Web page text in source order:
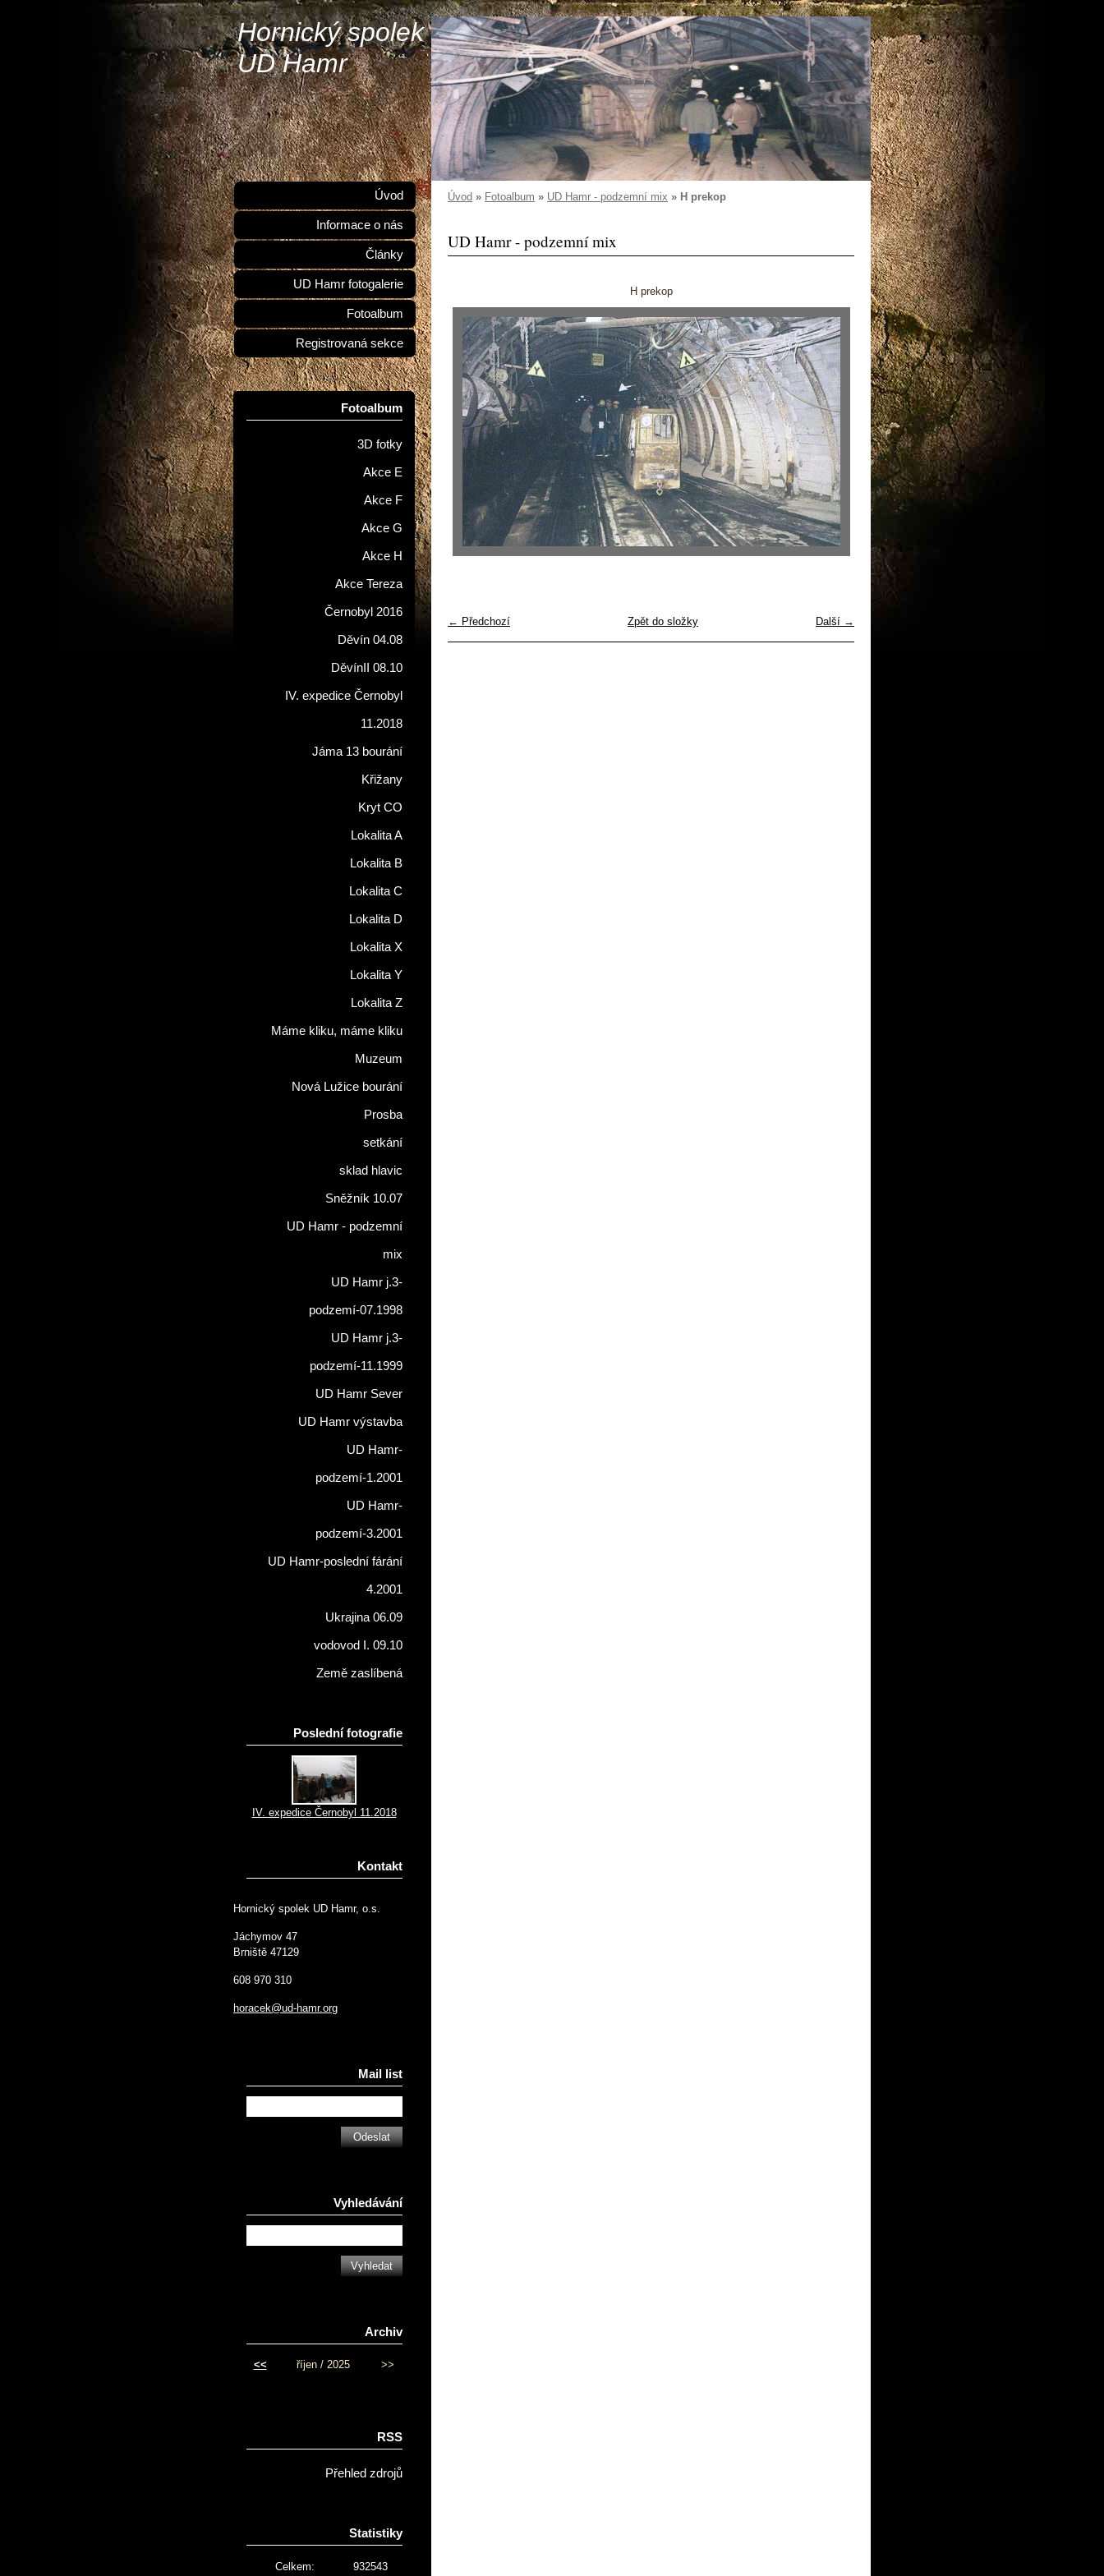
Hornický spolek
UD Hamr
Úvod » Fotoalbum » UD Hamr - podzemní mix » H prekop
UD Hamr - podzemní mix
H prekop
← Předchozí Další →
Zpět do složky
Úvod
Informace o nás
Články
UD Hamr fotogalerie
Fotoalbum
Registrovaná sekce
Fotoalbum
3D fotky
Akce E
Akce F
Akce G
Akce H
Akce Tereza
Černobyl 2016
Děvín 04.08
DěvínII 08.10
IV. expedice Černobyl
11.2018
Jáma 13 bourání
Křižany
Kryt CO
Lokalita A
Lokalita B
Lokalita C
Lokalita D
Lokalita X
Lokalita Y
Lokalita Z
Máme kliku, máme kliku
Muzeum
Nová Lužice bourání
Prosba
setkání
sklad hlavic
Sněžník 10.07
UD Hamr - podzemní
mix
UD Hamr j.3-
podzemí-07.1998
UD Hamr j.3-
podzemí-11.1999
UD Hamr Sever
UD Hamr výstavba
UD Hamr-
podzemí-1.2001
UD Hamr-
podzemí-3.2001
UD Hamr-poslední fárání
4.2001
Ukrajina 06.09
vodovod I. 09.10
Země zaslíbená
Poslední fotografie
IV. expedice Černobyl 11.2018
Kontakt
Hornický spolek UD Hamr, o.s.
Jáchymov 47
Brniště 47129
608 970 310
horacek@ud-hamr.org
Mail list
Vyhledávání
Archiv
<< říjen / 2025 >>
RSS
Přehled zdrojů
Statistiky
Celkem: 932543